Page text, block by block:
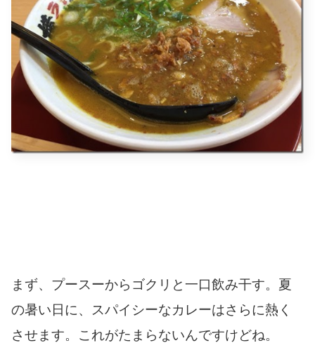
まず、プースーからゴクリと一口飲み干す。夏
の暑い日に、スパイシーなカレーはさらに熱く
させます。これがたまらないんですけどね。